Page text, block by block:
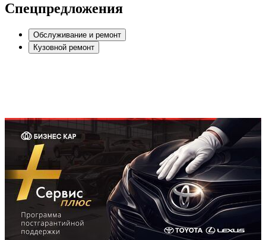
Спецпредложения
Обслуживание и ремонт
Кузовной ремонт